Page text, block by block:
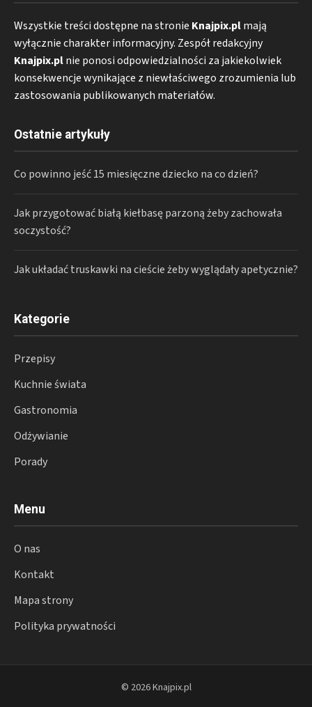
Wszystkie treści dostępne na stronie Knajpix.plmają
wyłącznie charakter informacyjny. Zespół redakcyjny
Knajpix.plnie ponosi odpowiedzialności za jakiekolwiek
konsekwencje wynikające z niewłaściwego zrozumienia lub
zastosowania publikowanych materiałów.
Ostatnie artykuły
Co powinno jeść 15 miesięczne dziecko na co dzień?
Jak przygotować białą kiełbasę parzoną żeby zachowała
soczystość?
Jak układać truskawki na cieście żeby wyglądały apetycznie?
Kategorie
Przepisy
Kuchnie świata
Gastronomia
Odżywianie
Porady
Menu
O nas
Kontakt
Mapa strony
Polityka prywatności
© 2026 Knajpix.pl